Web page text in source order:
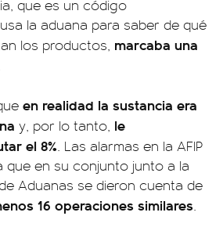
que es un código
la aduana para saber de qué
los productos, marcaba una
en realidad la sustancia era
y, por lo tanto, le
el 8%. Las alarmas en la AFIP
que en su conjunto junto a la
Aduanas se dieron cuenta de
16 operaciones similares.